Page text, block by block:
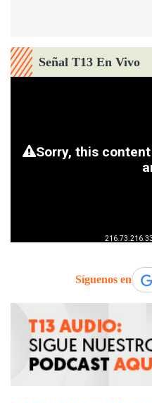
Señal T13 En Vivo
Síguenos en